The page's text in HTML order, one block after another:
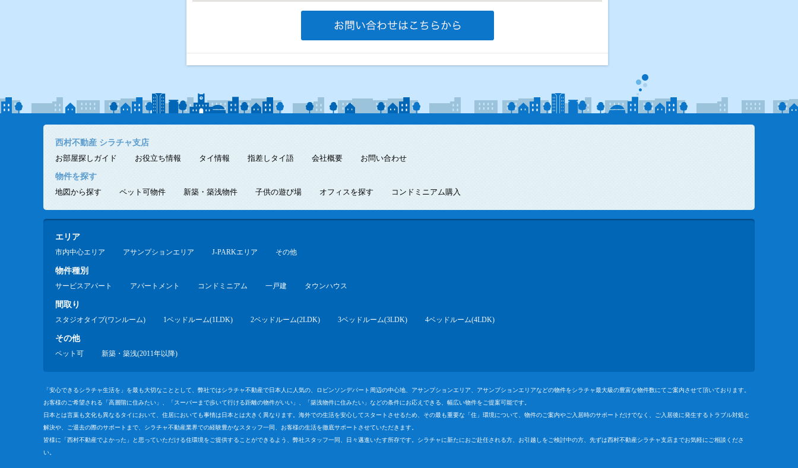
西村不動産 シラチャ支店
お部屋探しガイド
お役立ち情報 タイ情報 指差しタイ語 会社概要 お問い合わせ
物件を探す
地図から探す
ペット可物件 新築・築浅物件 子供の遊び場 オフィスを探す コンドミニアム購入
エリア
市内中心エリア アサンプションエリア J-PARKエリア その他
物件種別
サービスアパート アパートメント コンドミニアム 一戸建 タウンハウス
間取り
スタジオタイプ(ワンルーム) 1ベッドルーム(1LDK) 2ベッドルーム(2LDK) 3ベッドルーム(3LDK) 4ベッドルーム(4LDK)
その他
ペット可 新築・築浅(2011年以降)
「安心できるシラチャ生活を」を最も大切なこととして、弊社ではシラチャ不動産で日本人に人気の、ロビンソンデパート周辺の中心地、アサンプションエリア、アサンプションエリアなどの物件をシラチャ最大級の豊富な物件数にてご案内させて頂いております。
お客様のご希望される「高層階に住みたい」、「スーパーまで歩いて行ける距離の物件がいい」、「築浅物件に住みたい」などの条件にお応えできる、幅広い物件をご提案可能です。
日本とは言葉も文化も異なるタイにおいて、住居においても事情は日本とは大きく異なります。海外での生活を安心してスタートさせるため、その最も重要な「住」環境について、物件のご案内やご入居時のサポートだけでなく、ご入居後に発生するトラブル対処と
解決や、ご退去の際のサポートまで、シラチャ不動産業界での経験豊かなスタッフ一同、お客様の生活を徹底サポートさせていただきます。
皆様に「西村不動産でよかった」と思っていただける住環境をご提供することができるよう、弊社スタッフ一同、日々邁進いたす所存です。シラチャに新たにおご赴任される方、お引越しをご検討中の方、先ずは西村不動産シラチャ支店までお気軽にご相談くださ
い。